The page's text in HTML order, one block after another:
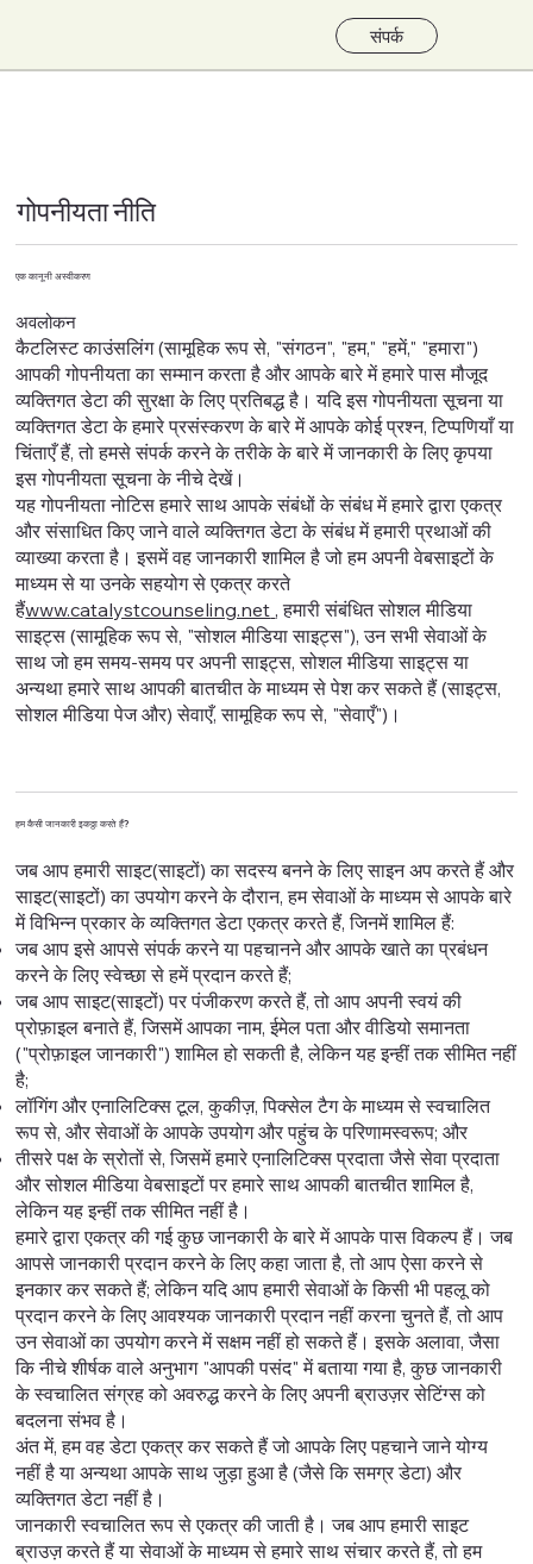
संपर्क
गोपनीयता नीति
एक कानूनी अस्वीकरण
अवलोकन
कैटलिस्ट काउंसलिंग (सामूहिक रूप से, "संगठन", "हम," "हमें," "हमारा")
आपकी गोपनीयता का सम्मान करता है और आपके बारे में हमारे पास मौजूद
व्यक्तिगत डेटा की सुरक्षा के लिए प्रतिबद्ध है। यदि इस गोपनीयता सूचना या
व्यक्तिगत डेटा के हमारे प्रसंस्करण के बारे में आपके कोई प्रश्न, टिप्पणियाँ या
चिंताएँ हैं, तो हमसे संपर्क करने के तरीके के बारे में जानकारी के लिए कृपया
इस गोपनीयता सूचना के नीचे देखें।
यह गोपनीयता नोटिस हमारे साथ आपके संबंधों के संबंध में हमारे द्वारा एकत्र
और संसाधित किए जाने वाले व्यक्तिगत डेटा के संबंध में हमारी प्रथाओं की
व्याख्या करता है। इसमें वह जानकारी शामिल है जो हम अपनी वेबसाइटों के
माध्यम से या उनके सहयोग से एकत्र करते
हैंwww.catalystcounseling.net , हमारी संबंधित सोशल मीडिया
साइट्स (सामूहिक रूप से, "सोशल मीडिया साइट्स"), उन सभी सेवाओं के
साथ जो हम समय-समय पर अपनी साइट्स, सोशल मीडिया साइट्स या
अन्यथा हमारे साथ आपकी बातचीत के माध्यम से पेश कर सकते हैं (साइट्स,
सोशल मीडिया पेज और) सेवाएँ, सामूहिक रूप से, "सेवाएँ")।
हम कैसी जानकारी इकठ्ठा करते हैं?
जब आप हमारी साइट(साइटों) का सदस्य बनने के लिए साइन अप करते हैं और
साइट(साइटों) का उपयोग करने के दौरान, हम सेवाओं के माध्यम से आपके बारे
में विभिन्न प्रकार के व्यक्तिगत डेटा एकत्र करते हैं, जिनमें शामिल हैं:
जब आप इसे आपसे संपर्क करने या पहचानने और आपके खाते का प्रबंधन
करने के लिए स्वेच्छा से हमें प्रदान करते हैं;
जब आप साइट(साइटों) पर पंजीकरण करते हैं, तो आप अपनी स्वयं की
प्रोफ़ाइल बनाते हैं, जिसमें आपका नाम, ईमेल पता और वीडियो समानता
("प्रोफ़ाइल जानकारी") शामिल हो सकती है, लेकिन यह इन्हीं तक सीमित नहीं
है;
लॉगिंग और एनालिटिक्स टूल, कुकीज़, पिक्सेल टैग के माध्यम से स्वचालित
रूप से, और सेवाओं के आपके उपयोग और पहुंच के परिणामस्वरूप; और
तीसरे पक्ष के स्रोतों से, जिसमें हमारे एनालिटिक्स प्रदाता जैसे सेवा प्रदाता
और सोशल मीडिया वेबसाइटों पर हमारे साथ आपकी बातचीत शामिल है,
लेकिन यह इन्हीं तक सीमित नहीं है।
हमारे द्वारा एकत्र की गई कुछ जानकारी के बारे में आपके पास विकल्प हैं। जब
आपसे जानकारी प्रदान करने के लिए कहा जाता है, तो आप ऐसा करने से
इनकार कर सकते हैं; लेकिन यदि आप हमारी सेवाओं के किसी भी पहलू को
प्रदान करने के लिए आवश्यक जानकारी प्रदान नहीं करना चुनते हैं, तो आप
उन सेवाओं का उपयोग करने में सक्षम नहीं हो सकते हैं। इसके अलावा, जैसा
कि नीचे शीर्षक वाले अनुभाग "आपकी पसंद" में बताया गया है, कुछ जानकारी
के स्वचालित संग्रह को अवरुद्ध करने के लिए अपनी ब्राउज़र सेटिंग्स को
बदलना संभव है।
अंत में, हम वह डेटा एकत्र कर सकते हैं जो आपके लिए पहचाने जाने योग्य
नहीं है या अन्यथा आपके साथ जुड़ा हुआ है (जैसे कि समग्र डेटा) और
व्यक्तिगत डेटा नहीं है।
जानकारी स्वचालित रूप से एकत्र की जाती है। जब आप हमारी साइट
ब्राउज़ करते हैं या सेवाओं के माध्यम से हमारे साथ संचार करते हैं, तो हम